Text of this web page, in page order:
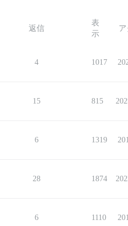
返信
表
示
4 1017
15 815
6 1319
28 1874
6 1110